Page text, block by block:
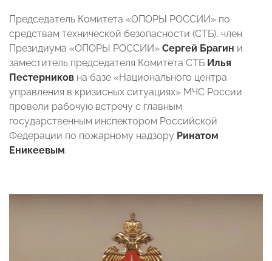
Председатель Комитета «ОПОРЫ РОССИИ» по
средствам технической безопасности (СТБ), член
Президиума «ОПОРЫ РОССИИ» Сергей Брагин и
заместитель председателя Комитета СТБ Илья
Пестерников на базе «Национального центра
управления в кризисных ситуациях» МЧС России
провели рабочую встречу с главным
государственным инспектором Российской
Федерации по пожарному надзору Ринатом
Еникеевым.